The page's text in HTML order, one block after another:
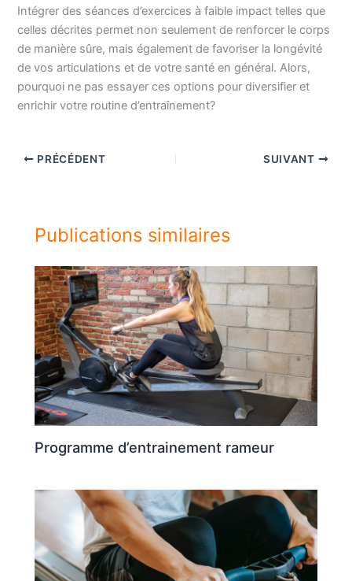
Intégrer des séances d’exercices à faible impact telles que
celles décrites permet non seulement de renforcer le corps
de manière sûre, mais également de favoriser la longévité
de vos articulations et de votre santé en général. Alors,
pourquoi ne pas essayer ces options pour diversifier et
enrichir votre routine d’entraînement?
PRÉCÉDENT SUIVANT
Publications similaires
Programme d’entrainement rameur